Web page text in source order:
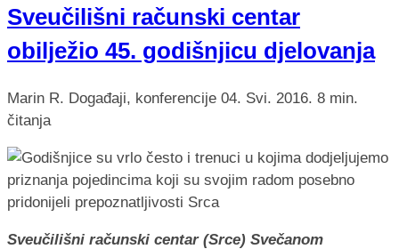
Sveučilišni računski centar
obilježio 45. godišnjicu djelovanja
Marin R. Događaji, konferencije 04. Svi. 2016. 8 min.
čitanja
Sveučilišni računski centar (Srce) Svečanom